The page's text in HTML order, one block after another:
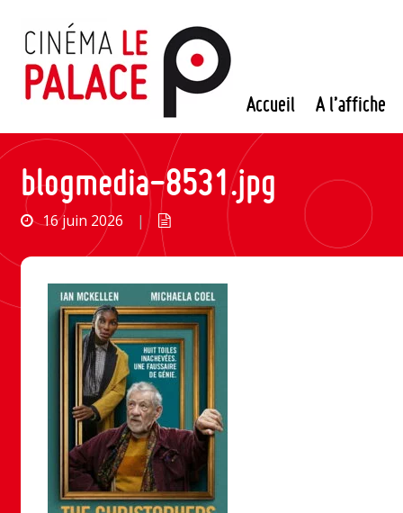
contenu
Accueil A l’affiche
blogmedia-8531.jpg
16 juin 2026 |